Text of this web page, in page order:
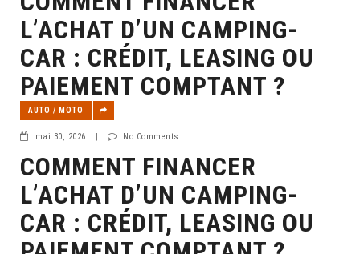
L’ACHAT D’UN CAMPING-
CAR : CRÉDIT, LEASING OU
PAIEMENT COMPTANT ?
AUTO / MOTO
mai 30, 2026 No Comments
COMMENT FINANCER
L’ACHAT D’UN CAMPING-
CAR : CRÉDIT, LEASING OU